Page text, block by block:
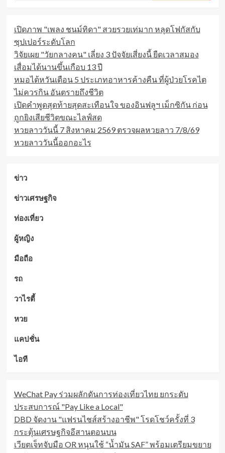
เปิดภาพ "เพลง ชนม์ทิดา" สวยรวยเท่มาก หลุดโฟกัสกับ
ซุปเปอร์ระดับโลก
วิจัยเผย "วัยกลางคน" เลี่ยง 3 ปัจจัยเสี่ยงนี้ ยืดเวลาสมอง
เสื่อมได้นานขึ้นเกือบ 13 ปี
หมอไต้หวันเตือน 5 ประเภทอาหารค้างคืน ที่ผู้ป่วยโรคไต
ไม่ควรกิน อันตรายถึงชีวิต
เปิดคำพูดสุดท้ายสุดสะเทือนใจ ของอินฟลูฯ เม็กซิกัน ก่อน
ถูกยิงเสียชีวิตขณะไลฟ์สด
หวยลาววันนี้ 7 สิงหาคม 2569 ตรวจผลหวยลาว 7/8/69
หวยลาววันนี้ออกอะไร
ข่าว
ข่าวเศรษฐกิจ
ท่องเที่ยว
ผู้หญิง
มือถือ
รถ
วาไรตี้
หวย
แคปชั่น
ไอที
WeChat Pay ร่วมผลักดันการท่องเที่ยวไทย ยกระดับ
ประสบการณ์ "Pay Like a Local"
DBD จัดงาน "แฟรนไชส์สร้างอาชีพ" โรดโชว์ครั้งที่ 3
กระตุ้นเศรษฐกิจอีสานตอนบน
เวียตเจ็ทจับมือ OR หนุนใช้ “น้ำมัน SAF” พร้อมเตรียมขยาย